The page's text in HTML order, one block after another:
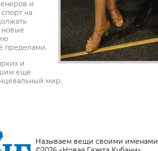
и
на
новые
пределами.
и
ещё
мир.
Называем вещи своими именами